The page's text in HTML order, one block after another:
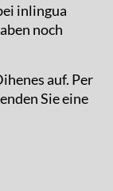
inlingua
noch
auf. Per
Sie eine